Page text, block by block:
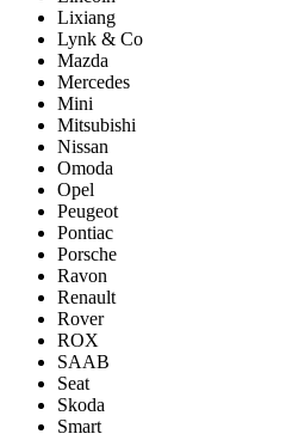
Lixiang
Lynk & Co
Mazda
Mercedes
Mini
Mitsubishi
Nissan
Omoda
Opel
Peugeot
Pontiac
Porsсhe
Ravon
Renault
Rover
ROX
SAAB
Seat
Skoda
Smart